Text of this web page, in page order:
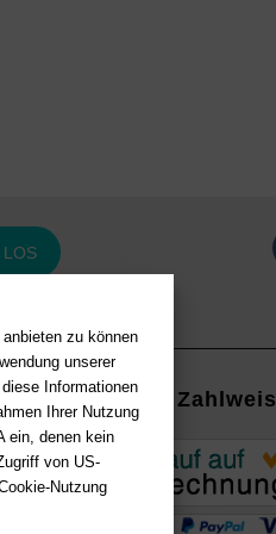
zu können
unserer
Informationen
Ihrer Nutzung
ein, denen kein
von US-
Nutzung
LOS
mit